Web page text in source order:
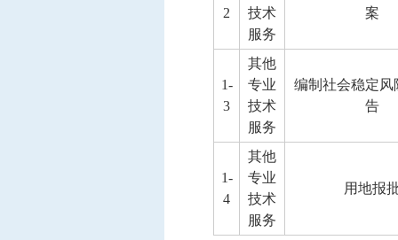
2
技术
服务
案
1-
3
其他
专业
技术
服务
编制社会稳定风
告
1-
4
其他
专业
技术
服务
用地报